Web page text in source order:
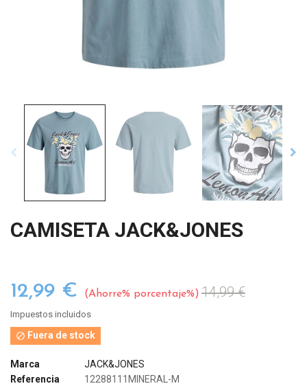
CAMISETA JACK&JONES
12,99 € Ahorre% porcentaje% 14,99 €
Impuestos incluidos
 Fuera de stock
Marca
JACK&JONES
Referencia
12288111MINERAL-M